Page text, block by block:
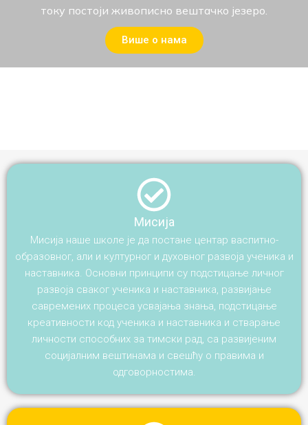
току постоји живописно вештачко језеро.
Више о нама
Мисија
Мисија наше школе је да постане центар васпитно-
образовног, али и културног и духовног развоја ученика и
наставника. Основни принципи су подстицање личног
развоја сваког ученика и наставника, развијање
савремених процеса усвајања знања, подстицање
креативности код ученика и наставника и стварање
личности способних за тимски рад, са развијеним
социјалним вештинама и свешћу о правима и
одговорностима.